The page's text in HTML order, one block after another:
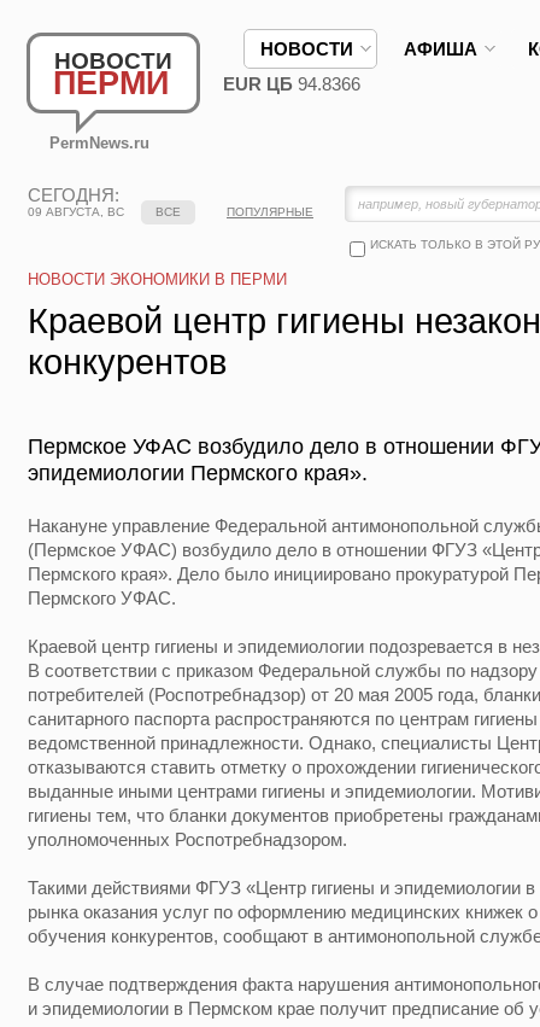
НОВОСТИ
ПЕРМИ
PermNews.ru
НОВОСТИ АФИША
EUR ЦБ 94.8366
СЕГОДНЯ:
09 АВГУСТА, ВС
ИСКАТЬ ТОЛЬКО В ЭТОЙ
ВСЕ ПОПУЛЯРНЫЕ
НОВОСТИ ЭКОНОМИКИ В ПЕРМИ
Краевой центр гигиены
конкурентов
Пермское УФАС возбудило дело в отношении
эпидемиологии Пермского края».
Накануне управление Федеральной антимонопольной
(Пермское УФАС) возбудило дело в отношении ФГУЗ «Центр
Пермского края». Дело было инициировано прокуратурой
Пермского УФАС.
Краевой центр гигиены и эпидемиологии подозревается в
В соответствии с приказом Федеральной службы по
потребителей (Роспотребнадзор) от 20 мая 2005 года,
санитарного паспорта распространяются по центрам
ведомственной принадлежности. Однако, специалисты
отказываются ставить отметку о прохождении
выданные иными центрами гигиены и эпидемиологии.
гигиены тем, что бланки документов приобретены
уполномоченных Роспотребнадзором.
Такими действиями ФГУЗ «Центр гигиены и эпидемиологии
рынка оказания услуг по оформлению медицинских книжек о
обучения конкурентов, сообщают в антимонопольной
В случае подтверждения факта нарушения
и эпидемиологии в Пермском крае получит предписание об